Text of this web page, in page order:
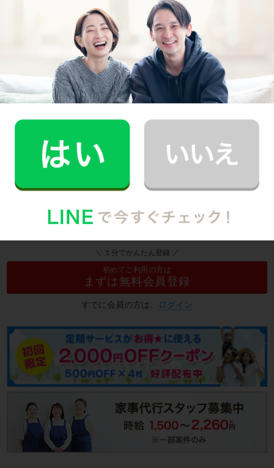
掃除場所 キッチン お風呂 洗面所 玄関
・話がはやい
・仕事がはやい
・掃除を始める前にできないことを伝えてくれる
・前日に必要なものを伝えてくれる
最初 2 6 最後
＼ １分でかんたん登録 ／
初めてご利用の方は
まずは無料会員登録
すでに会員の方は、 ログイン